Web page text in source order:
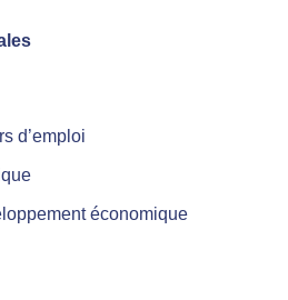
d’emploi
économique